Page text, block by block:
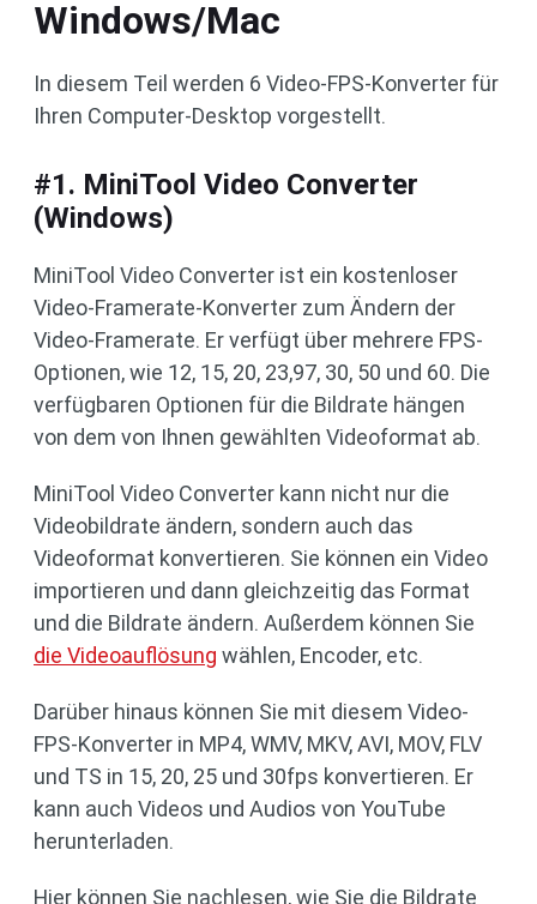
Windows/Mac
In diesem Teil werden 6 Video-FPS-Konverter für
Ihren Computer-Desktop vorgestellt.
#1. MiniTool Video Converter
(Windows)
MiniTool Video Converter ist ein kostenloser
Video-Framerate-Konverter zum Ändern der
Video-Framerate. Er verfügt über mehrere FPS-
Optionen, wie 12, 15, 20, 23,97, 30, 50 und 60. Die
verfügbaren Optionen für die Bildrate hängen
von dem von Ihnen gewählten Videoformat ab.
MiniTool Video Converter kann nicht nur die
Videobildrate ändern, sondern auch das
Videoformat konvertieren. Sie können ein Video
importieren und dann gleichzeitig das Format
und die Bildrate ändern. Außerdem können Sie
die Videoauflösung wählen, Encoder, etc.
Darüber hinaus können Sie mit diesem Video-
FPS-Konverter in MP4, WMV, MKV, AVI, MOV, FLV
und TS in 15, 20, 25 und 30fps konvertieren. Er
kann auch Videos und Audios von YouTube
herunterladen.
Hier können Sie nachlesen, wie Sie die Bildrate